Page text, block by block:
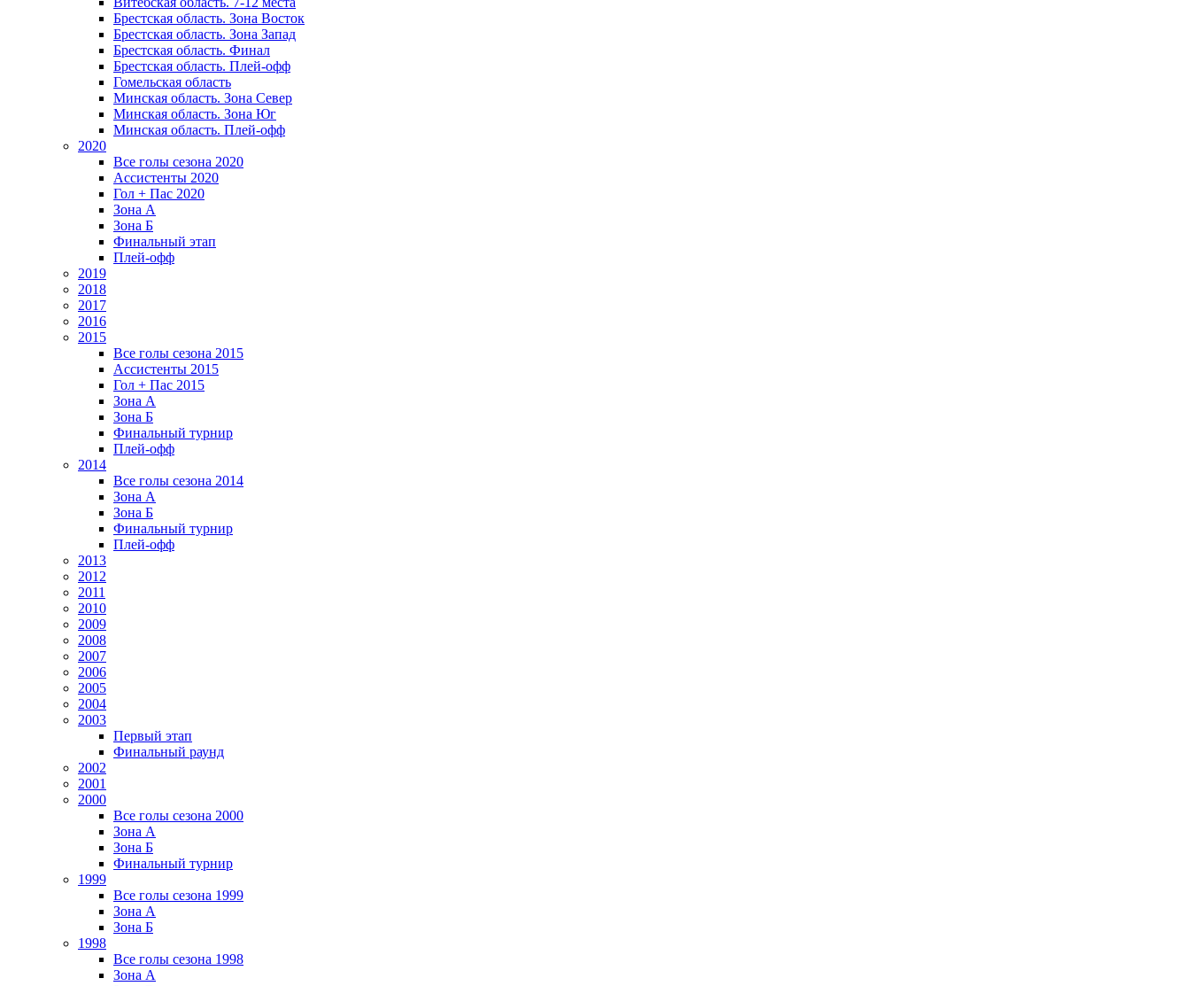
Брестская область. Зона Восток
Брестская область. Зона Запад
Брестская область. Финал
Брестская область. Плей-офф
Гомельская область
Минская область. Зона Север
Минская область. Зона Юг
Минская область. Плей-офф
2020
Все голы сезона 2020
Ассистенты 2020
Гол + Пас 2020
Зона А
Зона Б
Финальный этап
Плей-офф
2019
2018
2017
2016
2015
Все голы сезона 2015
Ассистенты 2015
Гол + Пас 2015
Зона А
Зона Б
Финальный турнир
Плей-офф
2014
Все голы сезона 2014
Зона А
Зона Б
Финальный турнир
Плей-офф
2013
2012
2011
2010
2009
2008
2007
2006
2005
2004
2003
Первый этап
Финальный раунд
2002
2001
2000
Все голы сезона 2000
Зона А
Зона Б
Финальный турнир
1999
Все голы сезона 1999
Зона А
Зона Б
1998
Все голы сезона 1998
Зона А